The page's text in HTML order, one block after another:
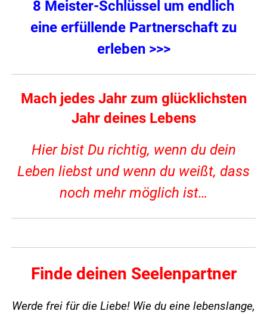
8 Meister-Schlüssel um endlich
eine erfüllende Partnerschaft zu
erleben >>>
Mach jedes Jahr zum glücklichsten
Jahr deines Lebens
Hier bist Du richtig, wenn du dein
Leben liebst und wenn du weißt, dass
noch mehr möglich ist…
Finde deinen Seelenpartner
Werde frei für die Liebe! Wie du eine lebenslange,